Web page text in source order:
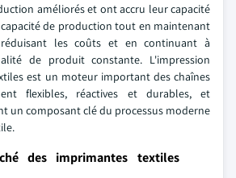
améliorés et ont accru leur capacité
de production tout en maintenant
les coûts et en continuant à
de produit constante. L'impression
est un moteur important des chaînes
flexibles, réactives et durables, et
un composant clé du processus moderne
des imprimantes textiles